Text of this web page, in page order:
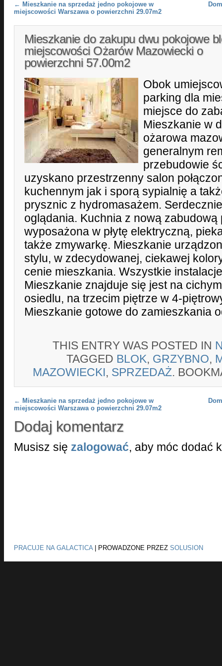
Post navigation
← Mieszkanie na sprzedaż jedno pokojowe w
miejscowości Warszawa o powierzchni 29.07m2
Mieszkanie do zakupu dwu pokojowe
miejscowości Ożarów Mazowiecki o
powierzchni 57.00m2
Obok
parking dla
miejsce do
Mieszkanie w
ożarowa
generalnym
przebudowie
uzyskano przestrzenny salon
kuchennym jak i sporą sypialnię a
prysznic z hydromasażem.
oglądania. Kuchnia z nową zabudową
wyposażona w płytę elektryczną,
także zmywarkę. Mieszkanie
stylu, w zdecydowanej, ciekawej
cenie mieszkania. Wszystkie
Mieszkanie znajduje się jest na
osiedlu, na trzecim piętrze w 4-
Mieszkanie gotowe do zamieszkania
THIS ENTRY WAS POSTED IN
TAGGED BLOK, GRZYBNO,
MAZOWIECKI, SPRZEDAŻ.
Post navigation
← Mieszkanie na sprzedaż jedno pokojowe w
miejscowości Warszawa o powierzchni 29.07m2
Dodaj komentarz
Musisz się zalogować, aby móc dodać
PRACUJE NA GALACTICA| PROWADZONE PRZEZ SOLUSION